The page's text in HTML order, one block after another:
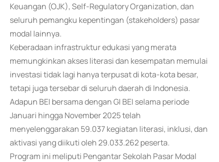
Keuangan (OJK), Self-Regulatory Organization, dan
seluruh pemangku kepentingan (stakeholders) pasar
modal lainnya.
Keberadaan infrastruktur edukasi yang merata
memungkinkan akses literasi dan kesempatan memulai
investasi tidak lagi hanya terpusat di kota-kota besar,
tetapi juga tersebar di seluruh daerah di Indonesia.
Adapun BEI bersama dengan GI BEI selama periode
Januari hingga November 2025 telah
menyelenggarakan 59.037 kegiatan literasi, inklusi, dan
aktivasi yang diikuti oleh 29.033.262 peserta.
Program ini meliputi Pengantar Sekolah Pasar Modal